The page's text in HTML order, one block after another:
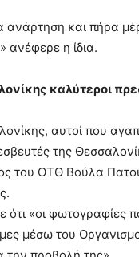
ανάρτηση και πήρα
ανέφερε η ίδια.
καλύτεροι
αυτοί που
της
του ΟΤΘ Βούλα
ότι «οι φωτογραφίες
μέσω του